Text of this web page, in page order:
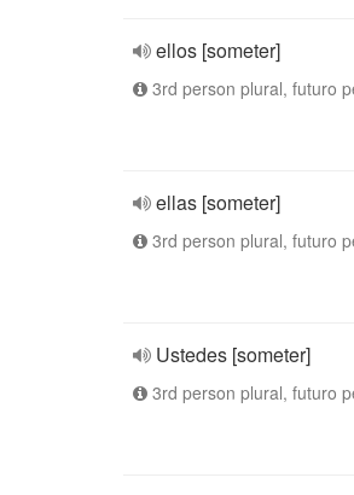
ellos [someter]
3rd person plural, futuro
ellas [someter]
3rd person plural, futuro
Ustedes [someter]
3rd person plural, futuro